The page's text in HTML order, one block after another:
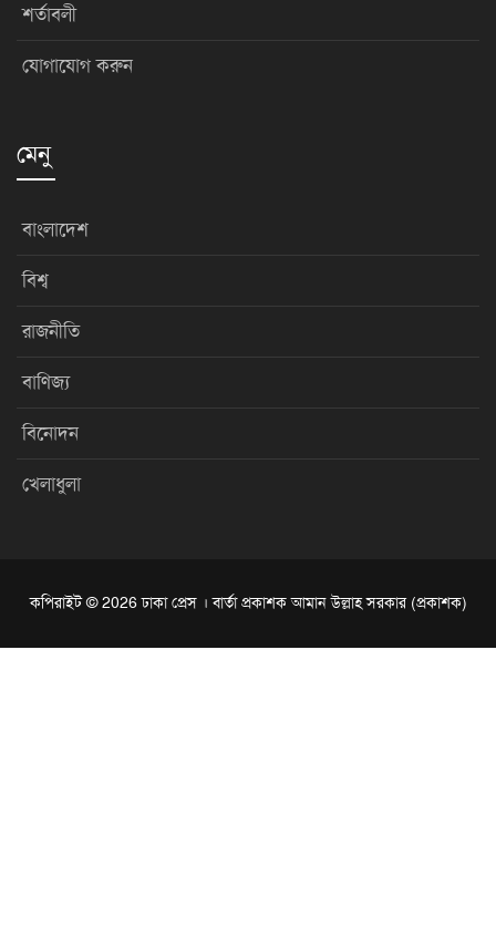
শর্তাবলী
যোগাযোগ করুন
মেনু
বাংলাদেশ
বিশ্ব
রাজনীতি
বাণিজ্য
বিনোদন
খেলাধুলা
কপিরাইট © 2026 ঢাকা প্রেস । বার্তা প্রকাশক আমান উল্লাহ সরকার (প্রকাশক)